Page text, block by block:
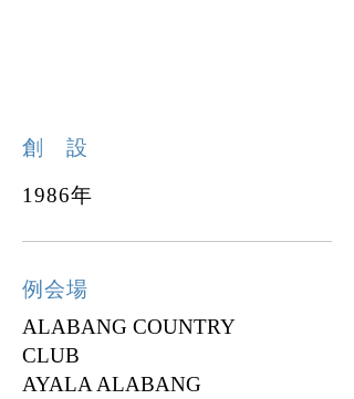
創 設
1986年
例会場
ALABANG COUNTRY
CLUB
AYALA ALABANG